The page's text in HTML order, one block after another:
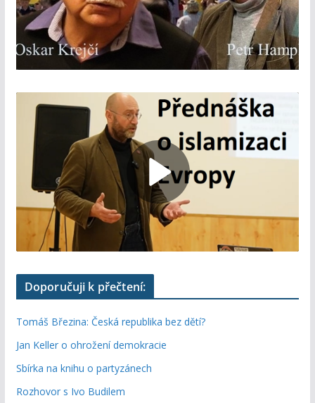
Doporučuji k přečtení:
Tomáš Březina: Česká republika bez dětí?
Jan Keller o ohrožení demokracie
Sbírka na knihu o partyzánech
Rozhovor s Ivo Budilem